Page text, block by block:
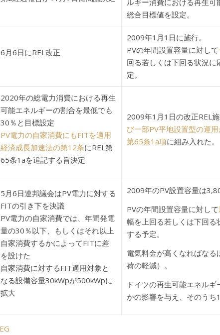
ルギー消費における再生
総合目標値を設定。
6月6日にREL改正
2009年1月1日に施行。
PVの年間設置容量に対して
回る若しくは下回る状況
定。
2020年の総電力消費における再生
可能エネルギーの割合を最低でも
30％と目標設定
PV電力の自家消費にもFITを適用
経済成長加速法の第12条にREL第
65条1aを追記する旨決定
2009年1月1日の改正REL施
び一部PV平地設置型の運
第65条1a項に組み入れた。
5月6日連邦議会はPV電力に対する
FITの引き下を決議
PV電力の自家消費では、年間発電
量の30％以下、もしくはそれ以上
自家消費するかによってFITに差
を設けた
自家消費に対するFIT適用対象と
なる設備容量30kWpが500kWpに
拡大
2009年のPV設置容量は
PVの年間設置容量に対して
幅を上回る若しくは下回
する予定。
電気料金が高くなればな
荷の軽減）。
ドイツの再生可能エネル
かの影響を与え、そのうち